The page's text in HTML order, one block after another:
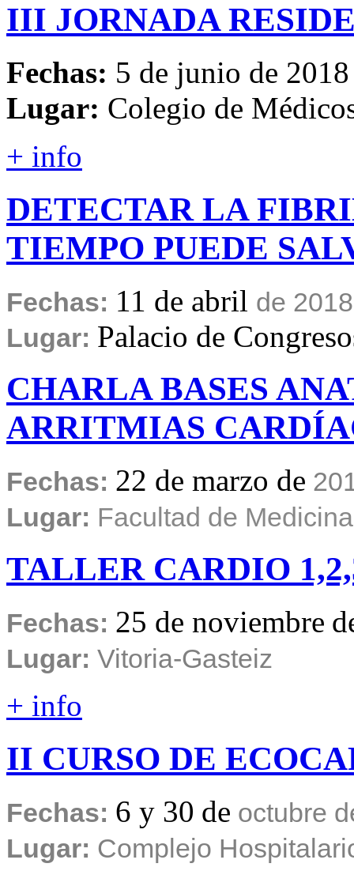
III JORNADA
Fechas: 5 de junio de 2018
Lugar: Colegio de
+ info
DETECTAR LA
TIEMPO PUEDE
Fechas: 11 de abril de 2018
Lugar: Palacio de
CHARLA BASES
ARRITMIAS
Fechas: 22 de marzo de
Lugar: Facultad de
TALLER CARDIO
Fechas: 25 de noviembre
Lugar: Vitoria-Gasteiz
+ info
II CURSO DE
Fechas: 6 y 30 de octubre
Lugar: Complejo